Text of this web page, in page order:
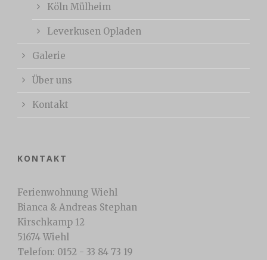
Köln Mülheim
Leverkusen Opladen
Galerie
Über uns
Kontakt
KONTAKT
Ferienwohnung Wiehl
Bianca & Andreas Stephan
Kirschkamp 12
51674 Wiehl
Telefon: 0152 - 33 84 73 19